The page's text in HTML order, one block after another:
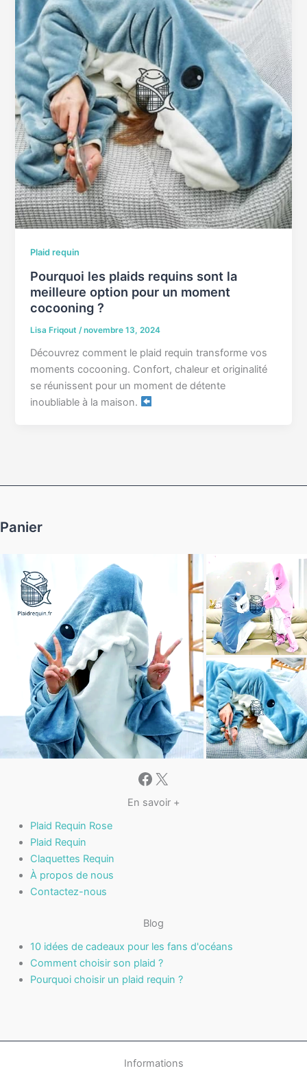
Plaid requin
Pourquoi les plaids requins sont la
meilleure option pour un moment
cocooning ?
Lisa Friqout /novembre 13, 2024
Découvrez comment le plaid requin transforme vos
moments cocooning. Confort, chaleur et originalité
se réunissent pour un moment de détente
inoubliable à la maison.
Panier
Facebook
X
En savoir +
Plaid Requin Rose
Plaid Requin
Claquettes Requin
À propos de nous
Contactez-nous
Blog
10 idées de cadeaux pour les fans d'océans
Comment choisir son plaid ?
Pourquoi choisir un plaid requin ?
Informations